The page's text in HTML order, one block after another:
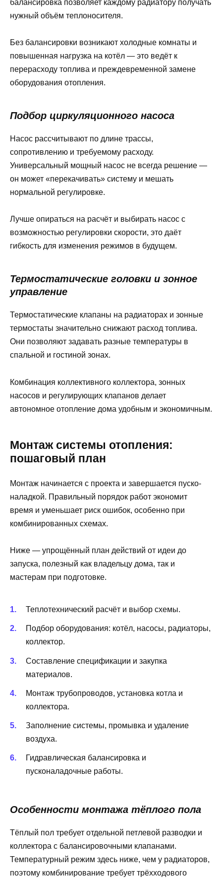
балансировка позволяет каждому радиатору получать
нужный объём теплоносителя.
Без балансировки возникают холодные комнаты и
повышенная нагрузка на котёл — это ведёт к
перерасходу топлива и преждевременной замене
оборудования отопления.
Подбор циркуляционного насоса
Насос рассчитывают по длине трассы,
сопротивлению и требуемому расходу.
Универсальный мощный насос не всегда решение —
он может «перекачивать» систему и мешать
нормальной регулировке.
Лучше опираться на расчёт и выбирать насос с
возможностью регулировки скорости, это даёт
гибкость для изменения режимов в будущем.
Термостатические головки и зонное
управление
Термостатические клапаны на радиаторах и зонные
термостаты значительно снижают расход топлива.
Они позволяют задавать разные температуры в
спальной и гостиной зонах.
Комбинация коллективного коллектора, зонных
насосов и регулирующих клапанов делает
автономное отопление дома удобным и экономичным.
Монтаж системы отопления:
пошаговый план
Монтаж начинается с проекта и завершается пуско-
наладкой. Правильный порядок работ экономит
время и уменьшает риск ошибок, особенно при
комбинированных схемах.
Ниже — упрощённый план действий от идеи до
запуска, полезный как владельцу дома, так и
мастерам при подготовке.
Теплотехнический расчёт и выбор схемы.
Подбор оборудования: котёл, насосы, радиаторы,
коллектор.
Составление спецификации и закупка
материалов.
Монтаж трубопроводов, установка котла и
коллектора.
Заполнение системы, промывка и удаление
воздуха.
Гидравлическая балансировка и
пусконаладочные работы.
Особенности монтажа тёплого пола
Тёплый пол требует отдельной петлевой разводки и
коллектора с балансировочными клапанами.
Температурный режим здесь ниже, чем у радиаторов,
поэтому комбинирование требует трёхходового